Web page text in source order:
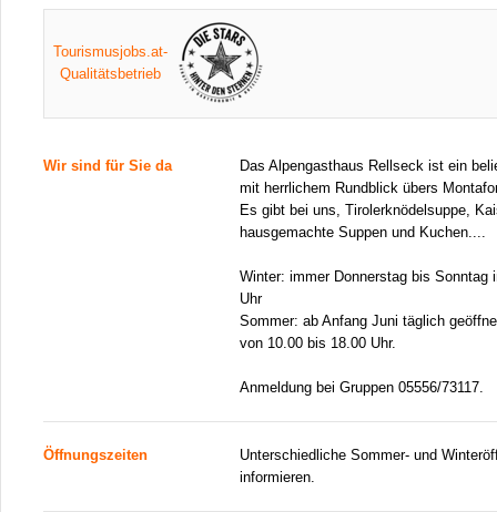
Tourismusjobs.at-
Qualitätsbetrieb
Wir sind für Sie da
Das Alpengasthaus Rellseck ist ein
mit herrlichem Rundblick übers
Es gibt bei uns, Tirolerknödelsuppe,
hausgemachte Suppen und Kuchen....
Winter: immer Donnerstag bis Sonntag
Uhr
Sommer: ab Anfang Juni täglich
von 10.00 bis 18.00 Uhr.
Anmeldung bei Gruppen 05556/73117.
Öffnungszeiten
Unterschiedliche Sommer- und
informieren.